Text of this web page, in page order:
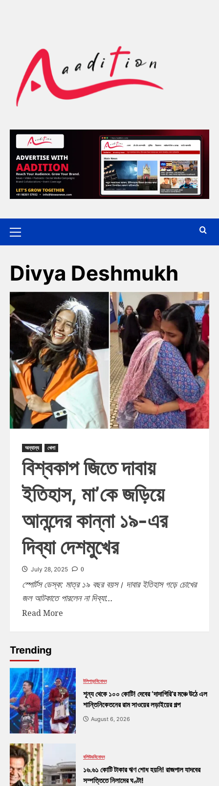
Divya Deshmukh
অন্যান্য খেলা
বিশ্বকাপ জিতে দাবায়
ইতিহাস, মা’কে জড়িয়ে
আনন্দের কান্না ১৯-এর
দিব্যা দেশমুখের
July 28, 2025 0
স্পোর্টস ডেস্ক: মাত্র ১৯ বছর বয়স। দাবার ইতিহাস গড়ে চোখের
জল আটকাতে পারলেন না দিব্যা...
Read More
Trending
টলিপাড়াবিনোদন
শূন্য থেকে ১০০ কোটি! দেবের ‘দাদাগিরি’র মঞ্চে উঠে এল
শান্তিনিকেতনের রাম সাওয়ের লড়াইয়ের গল্প
August 6, 2026
বলিউডবিনোদন
১৬.৬১ কোটি টাকার ঋণ শোধ হয়নি! রাজপাল যাদবের
সম্পত্তিতে নিলামের ঘণ্টা!